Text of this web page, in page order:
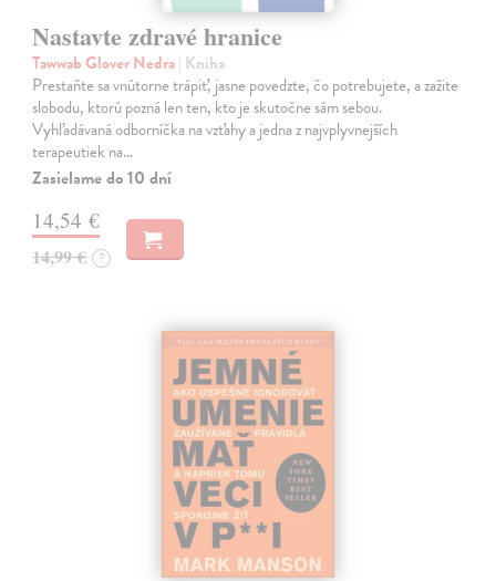
Nastavte zdravé hranice
Tawwab Glover Nedra| Kniha
Prestaňte sa vnútorne trápiť, jasne povedzte, čo potrebujete, a zažite
slobodu, ktorú pozná len ten, kto je skutočne sám sebou.
Vyhľadávaná odborníčka na vzťahy a jedna z najvplyvnejších
terapeutiek na…
Zasielame do 10 dní
14,54 €
14,99 € ?